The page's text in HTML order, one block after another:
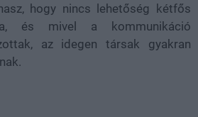
hogy nincs lehetőség kétfős
és mivel a kommunikáció
az idegen társak gyakran